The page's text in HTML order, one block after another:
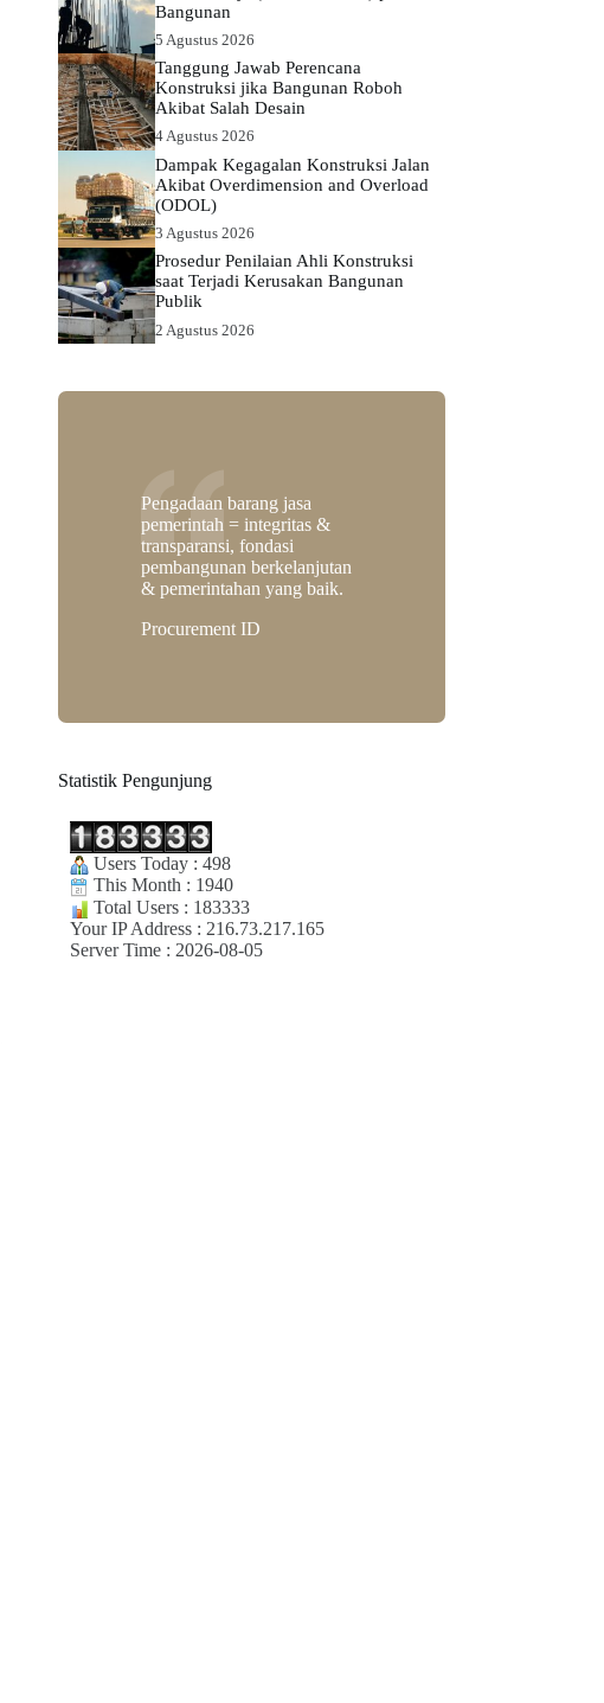
Bangunan
5 Agustus 2026
Tanggung Jawab Perencana
Konstruksi jika Bangunan Roboh
Akibat Salah Desain
4 Agustus 2026
Dampak Kegagalan Konstruksi Jalan
Akibat Overdimension and Overload
(ODOL)
3 Agustus 2026
Prosedur Penilaian Ahli Konstruksi
saat Terjadi Kerusakan Bangunan
Publik
2 Agustus 2026
Pengadaan barang jasa
pemerintah = integritas &
transparansi, fondasi
pembangunan berkelanjutan
& pemerintahan yang baik.
Procurement ID
Statistik Pengunjung
Users Today : 498
This Month : 1940
Total Users : 183333
Your IP Address : 216.73.217.165
Server Time : 2026-08-05